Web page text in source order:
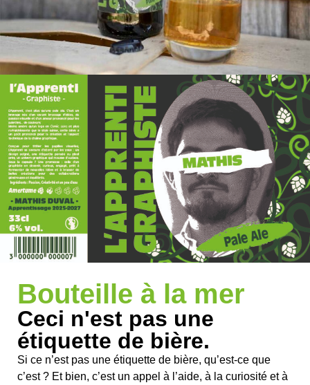
Bouteille à la mer
Ceci n'est pas une
étiquette de bière.
Si ce n’est pas une étiquette de bière, qu’est-ce que
c’est ? Et bien, c’est un appel à l’aide, à la curiosité et à